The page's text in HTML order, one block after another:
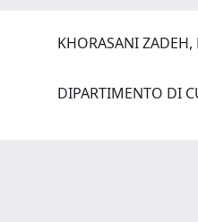
KHORASANI ZADEH,
DIPARTIMENTO DI